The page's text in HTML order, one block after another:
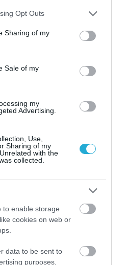
app uses one or more Google
behaviour. You may click to
and its third-party tags to
purposes in below Google
Opt Outs
Sharing of my
Sale of my
my
Advertising.
Use,
Sharing of my
with the
collected.
to enable storage
cookies on web or
data to be sent to
purposes.
τα συμπτώματα